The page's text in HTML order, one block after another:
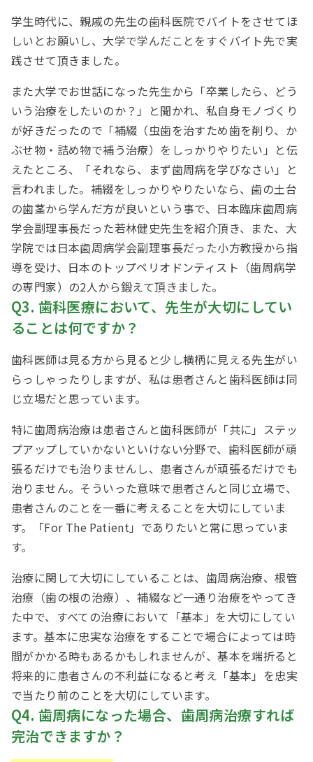
学生時代に、親戚の先生の歯科医院でバイトをさせてほ
しいとお願いし、大学で学んだことをすぐバイト先で実
践させて頂きました。
また大学でお世話になった先生から「卒業したら、どう
いう治療をしたいのか？」と聞かれ、私自身モノづくり
が好きだったので「補綴（虫歯を治すため歯を削り、か
ぶせ物・詰め物で補う治療）をしっかりやりたい」と伝
えたところ、「それなら、まず歯周病を学びなさい」と
言われました。補綴をしっかりやりたいなら、歯の土台
の歯茎から学んだ方が良いという事で、日本臨床歯周病
学会副理事長だった若林健史先生を紹介頂き、また、大
学院では日本歯周病学会副理事長だった小方教授から指
導を受け、日本のトップペリオドンティスト（歯周病学
の専門家）の2人から鍛えて頂きました。
Q3. 歯科医療において、先生が大切にしてい
ることは何ですか？
歯科医師は見る方から見ると少し横柄に見える先生がい
らっしゃったりしますが、私は患者さんと歯科医師は同
じ立場だと思っています。
特に歯周病治療は患者さんと歯科医師が「共に」ステッ
プアップしていかないといけない分野で、歯科医師が頑
張るだけでも治りませんし、患者さんが頑張るだけでも
治りません。そういった意味で患者さんと同じ立場で、
患者さんのことを一番に考えることを大切にしていま
す。「For The Patient」でありたいと常に思っていま
す。
治療に関して大切にしていることは、歯周病治療、根管
治療（歯の根の治療）、補綴など一通り治療をやってき
た中で、すべての治療において「基本」を大切にしてい
ます。基本に忠実な治療をすることで場合によっては時
間がかかる時もあるかもしれませんが、基本を端折ると
将来的に患者さんの不利益になると考え「基本」を忠実
で当たり前のことを大切にしています。
Q4. 歯周病になった場合、歯周病治療すれば
完治できますか？